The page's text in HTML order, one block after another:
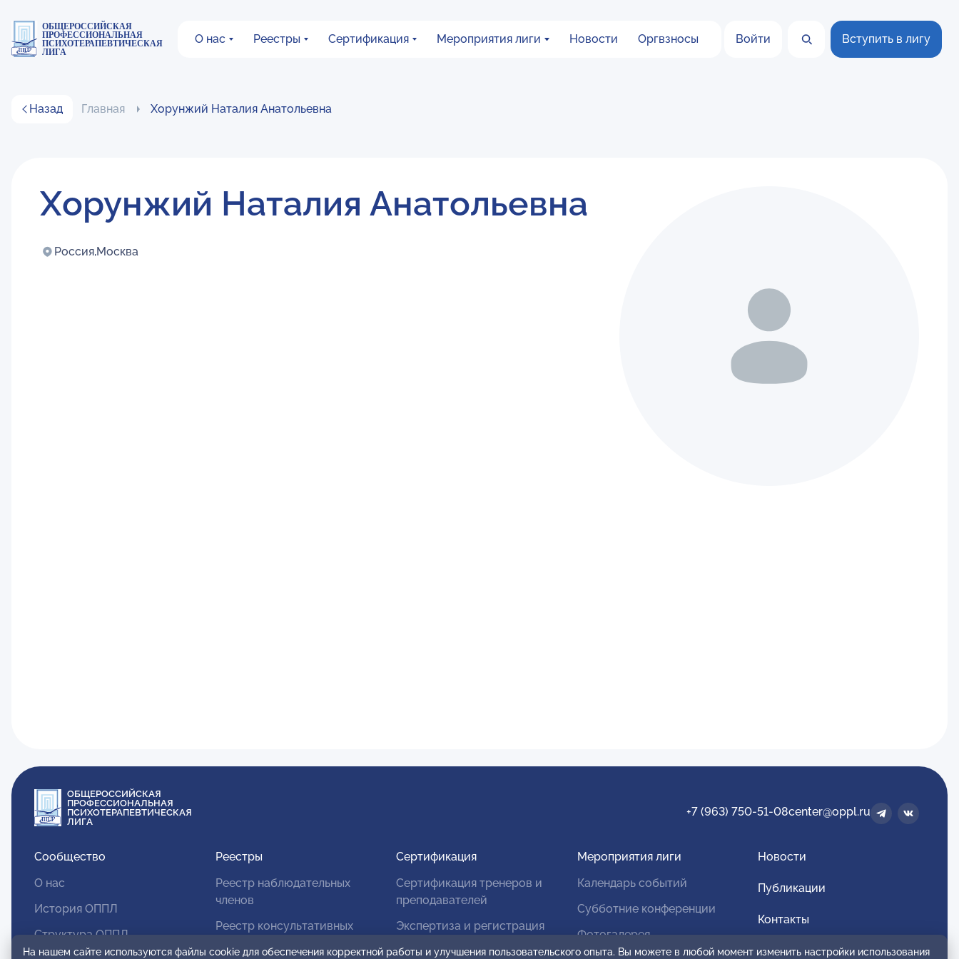
ОБЩЕРОССИЙСКАЯ
ПРОФЕССИОНАЛЬНАЯ
ПСИХОТЕРАПЕВТИЧЕСКАЯ
ЛИГА
О нас Реестры Сертификация Мероприятия лиги Новости Оргвзносы Войти Вступить в лигу
Назад Главная Хорунжий Наталия Анатольевна
Хорунжий Наталия Анатольевна
Россия,Москва
ОБЩЕРОССИЙСКАЯ
ПРОФЕССИОНАЛЬНАЯ
ПСИХОТЕРАПЕВТИЧЕСКАЯ
ЛИГА
+7 (963) 750-51-08center@oppl.ru
Сообщество
О нас
История ОППЛ
Структура ОППЛ
Реестры
Реестр наблюдательных
членов
Реестр консультативных
Сертификация
Сертификация тренеров и
преподавателей
Экспертиза и регистрация
Мероприятия лиги
Календарь событий
Субботние конференции
Фотогалерея
Новости
Публикации
Контакты
Для спонсоров и партнеров
На нашем сайте используются файлы cookie для обеспечения корректной работы и улучшения пользовательского опыта. Вы можете в любой момент изменить настройки использования